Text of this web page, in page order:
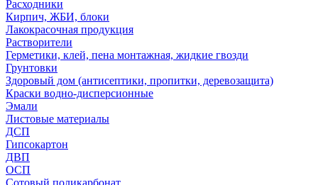
Расходники
Кирпич, ЖБИ, блоки
Лакокрасочная продукция
Растворители
Герметики, клей, пена монтажная, жидкие гвозди
Грунтовки
Здоровый дом (антисептики, пропитки, деревозащита)
Краски водно-дисперсионные
Эмали
Листовые материалы
ДСП
Гипсокартон
ДВП
ОСП
Сотовый поликарбонат